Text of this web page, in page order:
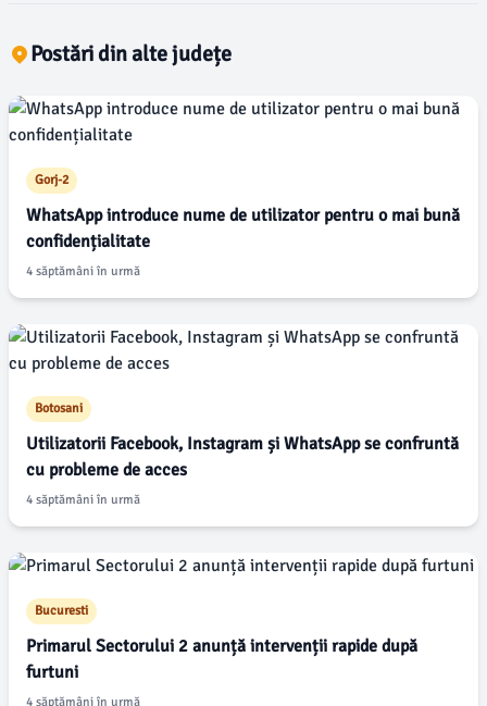
Postări din alte județe
Gorj-2
WhatsApp introduce nume de utilizator pentru o mai bună
confidențialitate
4 săptămâni în urmă
Botosani
Utilizatorii Facebook, Instagram și WhatsApp se confruntă
cu probleme de acces
4 săptămâni în urmă
Bucuresti
Primarul Sectorului 2 anunță intervenții rapide după
furtuni
4 săptămâni în urmă